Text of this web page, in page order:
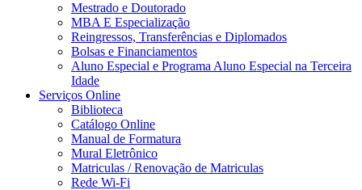
Mestrado e Doutorado
MBA E Especialização
Reingressos, Transferências e Diplomados
Bolsas e Financiamentos
Aluno Especial e Programa Aluno Especial na Terceira
Idade
Serviços Online
Biblioteca
Catálogo Online
Manual de Formatura
Mural Eletrônico
Matriculas / Renovação de Matriculas
Rede Wi-Fi